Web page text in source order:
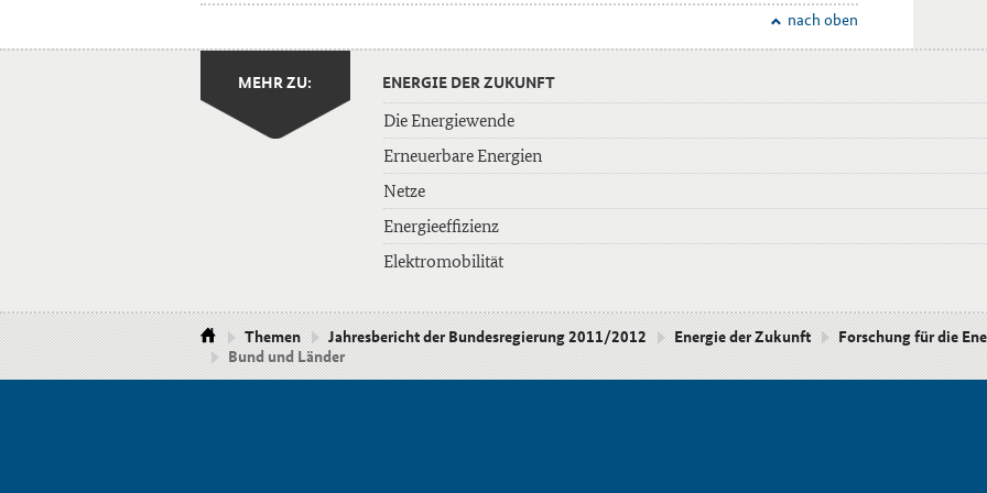
nach oben
MEHR ZU: ENERGIE DER ZUKUNFT
Die Energiewende
Erneuerbare Energien
Netze
Energieeffizienz
Elektromobilität
Themen Jahresbericht der Bundesregierung 2011/2012 Energie der Zukunft
Forschung für die
Bund und Länder